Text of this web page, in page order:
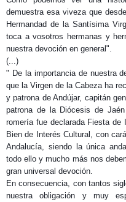
demuestra esa viveza que
Hermandad de la Santísima
toca a vosotros hermanas y
nuestra devoción en general".
(...)
" De la importancia de nuestra
que la Virgen de la Cabeza ha
y patrona de Andújar, capitán
patrona de la Diócesis de
romería fue declarada Fiesta
Bien de Interés Cultural, con
Andalucía, siendo la única
todo ello y mucho más nos
gran universal devoción.
En consecuencia, con tantos
nuestra obligación y muy